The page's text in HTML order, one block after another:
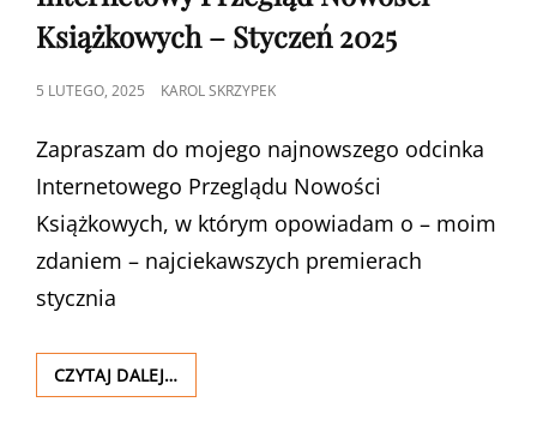
Książkowych – Styczeń 2025
POSTED
5 LUTEGO, 2025 KAROL SKRZYPEK
Zapraszam do mojego najnowszego odcinka
Internetowego Przeglądu Nowości
Książkowych, w którym opowiadam o – moim
zdaniem – najciekawszych premierach
stycznia
CZYTAJ DALEJ…INTERNETOWY
PRZEGLĄD